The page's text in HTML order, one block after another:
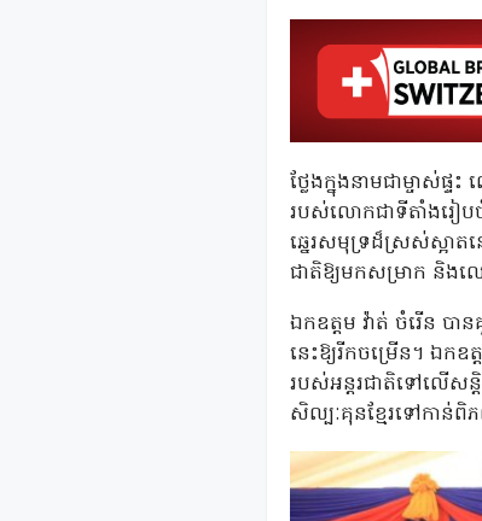
ថ្លែងក្នុងនាមជាម្ចាស់ផ្
របស់លោកជាទីតាំងរៀប
ឆ្នេរសមុទ្រដ៏ស្រស់ស្អាត
ជាតិឱ្យមកសម្រាក និងលេ
ឯកឧត្តម វ៉ាត់ ចំរើន បា
នេះឱ្យរីកចម្រើន។ ឯក
របស់អន្តរជាតិទៅលើសន្តិ
សិល្បៈគុនខ្មែរទៅកាន់